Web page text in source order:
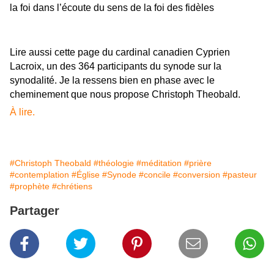
la foi dans l’écoute du sens de la foi des fidèles
Lire aussi cette page du cardinal canadien Cyprien
Lacroix, un des 364 participants du synode sur la
synodalité. Je la ressens bien en phase avec le
cheminement que nous propose Christoph Theobald.
À lire.
#Christoph Theobald #théologie #méditation #prière
#contemplation #Église #Synode #concile #conversion #pasteur
#prophète #chrétiens
Partager